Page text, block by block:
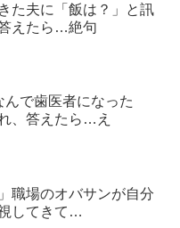
た夫に「飯は？」と訊
えたら…絶句
んで歯医者になった
、答えたら…え
職場のオバサンが自分
してきて…